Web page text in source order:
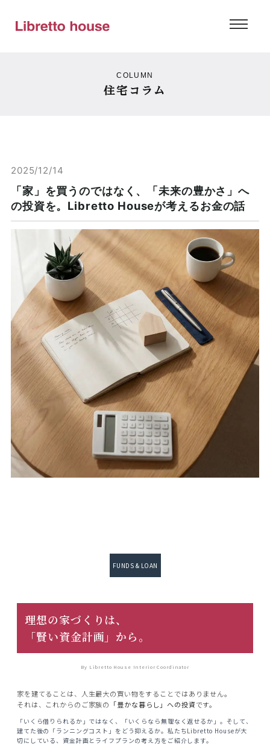
COLUMN
住宅コラム
2025/12/14
「家」を買うのではなく、「未来の豊かさ」へ
の投資を。Libretto Houseが考えるお金の話
FUNDS & LOAN
理想の家づくりは、
「賢い資金計画」から。
By Libretto House Interior Coordinator
家を建てることは、人生最大の買い物をすることではありません。
それは、これからのご家族の 「豊かな暮らし」への投資です。
「いくら借りられるか」ではなく、「いくらなら無理なく返せるか」。そして、
建てた後の「ランニングコスト」をどう抑えるか。私たちLibretto Houseが大
切にしている、資金計画とライフプランの考え方をご紹介します。